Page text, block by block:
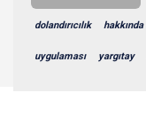
dolandırıcılık hakkında
uygulaması yargıtay